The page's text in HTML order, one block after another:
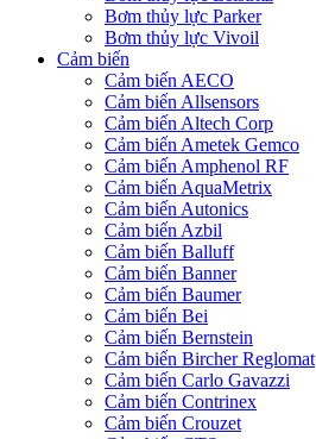
Bơm thủy lực Parker
Bơm thủy lực Vivoil
Cảm biến
Cảm biến AECO
Cảm biến Allsensors
Cảm biến Altech Corp
Cảm biến Ametek Gemco
Cảm biến Amphenol RF
Cảm biến AquaMetrix
Cảm biến Autonics
Cảm biến Azbil
Cảm biến Balluff
Cảm biến Banner
Cảm biến Baumer
Cảm biến Bei
Cảm biến Bernstein
Cảm biến Bircher Reglomat
Cảm biến Carlo Gavazzi
Cảm biến Contrinex
Cảm biến Crouzet